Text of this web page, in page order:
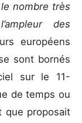
nombre très
des
européens
sont bornés
sur le 11-
de temps ou
que proposait